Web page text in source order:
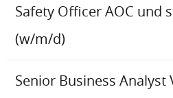
Safety Officer AOC und
(w/m/d)
Senior Business Analyst